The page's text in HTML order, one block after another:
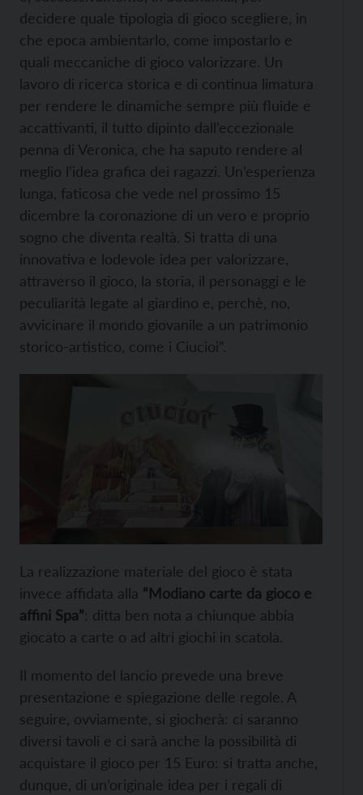
decidere quale tipologia di gioco scegliere, in
che epoca ambientarlo, come impostarlo e
quali meccaniche di gioco valorizzare. Un
lavoro di ricerca storica e di continua limatura
per rendere le dinamiche sempre più fluide e
accattivanti, il tutto dipinto dall’eccezionale
penna di Veronica, che ha saputo rendere al
meglio l’idea grafica dei ragazzi. Un’esperienza
lunga, faticosa che vede nel prossimo 15
dicembre la coronazione di un vero e proprio
sogno che diventa realtà. Si tratta di una
innovativa e lodevole idea per valorizzare,
attraverso il gioco, la storia, il personaggi e le
peculiarità legate al giardino e, perchè, no,
avvicinare il mondo giovanile a un patrimonio
storico-artistico, come i Ciucioi”.
La realizzazione materiale del gioco è stata
invece affidata alla “Modiano carte da gioco e
affini Spa”: ditta ben nota a chiunque abbia
giocato a carte o ad altri giochi in scatola.
Il momento del lancio prevede una breve
presentazione e spiegazione delle regole. A
seguire, ovviamente, si giocherà: ci saranno
diversi tavoli e ci sarà anche la possibilità di
acquistare il gioco per 15 Euro: si tratta anche,
dunque, di un’originale idea per i regali di